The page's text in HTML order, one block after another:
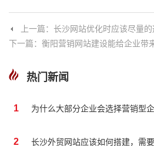
上一篇：长沙网站优化时应该尽量
下一篇：衡阳营销网站建设能给企业带
热门新闻
1 为什么大部分企业会选择营销型
2 长沙外贸网站应该如何搭建，需